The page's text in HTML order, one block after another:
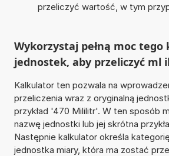
przeliczyć wartość, w tym
Wykorzystaj pełną moc
jednostek, aby przeliczyć ml
Kalkulator ten pozwala na
przeliczenia wraz z oryginalną
przykład '470 Mililitr'. W ten sposób
nazwę jednostki lub jej skrótna
Następnie kalkulator określa
jednostka miary, która ma zostać